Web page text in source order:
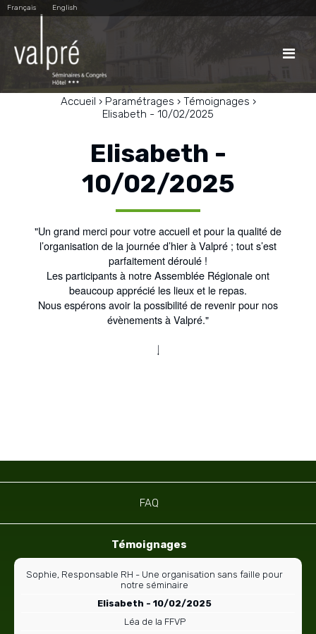
Aller
au
navigation
Outils
personnels
Français English

Accueil › Paramétrages › Témoignages ›
Elisabeth - 10/02/2025
Elisabeth -
10/02/2025
"Un grand merci pour votre accueil et pour la qualité de
l’organisation de la journée d’hier à Valpré ; tout s’est
parfaitement déroulé !
Les participants à notre Assemblée Régionale ont
beaucoup apprécié les lieux et le repas.
Nous espérons avoir la possibilité de revenir pour nos
évènements à Valpré."
Navigation
FAQ
Témoignages
Sophie, Responsable RH - Une organisation sans faille pour
notre séminaire
Elisabeth - 10/02/2025
Léa de la FFVP